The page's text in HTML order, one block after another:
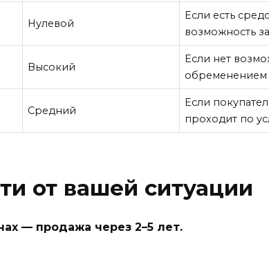
Нулевой
Если есть
возможность
Высокий
Если нет
обременением
Средний
Если
проходит по
от вашей ситуации
— продажа через 2–5 лет.